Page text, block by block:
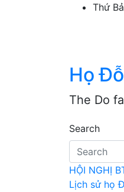
Thứ
Họ
The Do
Search
HỘI NGHỊ
Lịch sử họ